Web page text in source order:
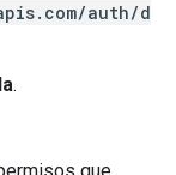
auth/d
.